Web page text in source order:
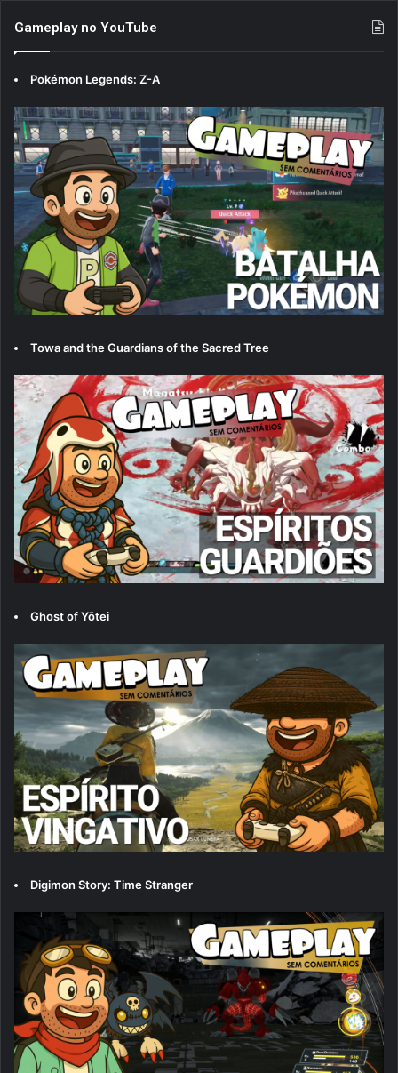
Gameplay no YouTube
Pokémon Legends: Z-A
Towa and the Guardians of the Sacred Tree
Ghost of Yōtei
Digimon Story: Time Stranger